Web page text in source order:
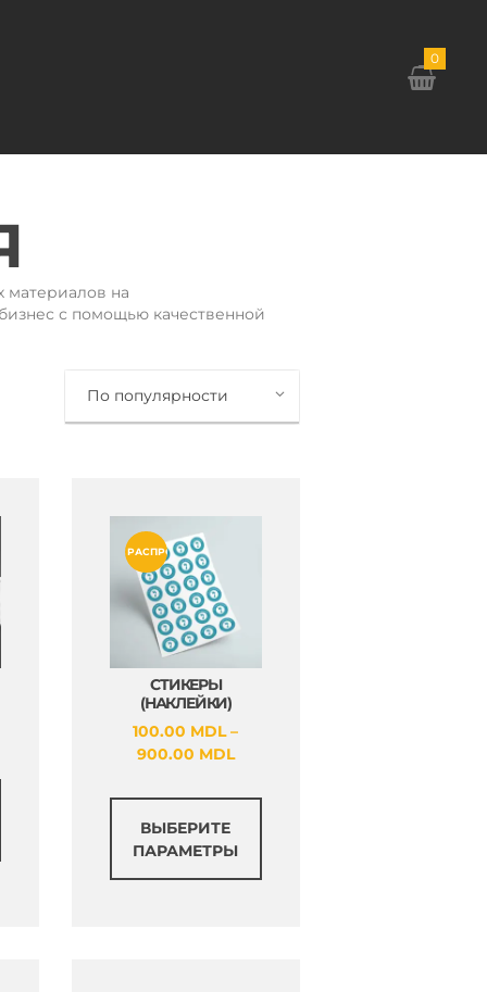
0
материалов на
с помощью качественной
MDL
MDL
несколько
РАСПРОДАЖА!
СТИКЕРЫ
(НАКЛЕЙКИ)
100.00 MDL –
900.00 MDLДиапазон
100.00 MDL
900.00 MDL
ВЫБЕРИТЕ
ПАРАМЕТРЫ
несколько